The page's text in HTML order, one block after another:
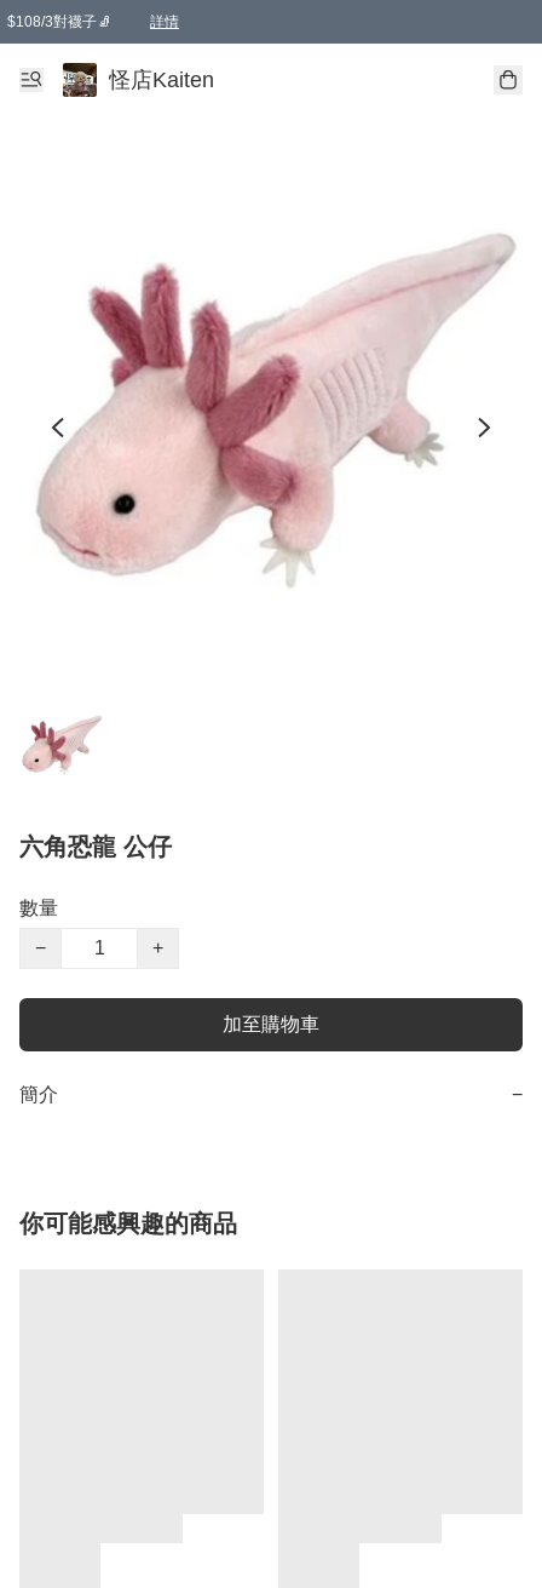
$108/3對襪子🧦 詳情
卡通傘☂️2把8折
購物滿 HKD 650.00即享免運費優惠！（適用於 本地送貨、本地取貨 )
怪店Kaiten
六角恐龍 公仔
數量
−
+
加至購物車
簡介 −
你可能感興趣的商品